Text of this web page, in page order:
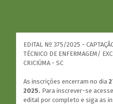
EDITAL Nº 375/2025 -
TÉCNICO DE ENFERMAGEM/
CRICIÚMA - SC
As inscrições encerram no dia
2025. Para inscrever-se
edital por completo e siga as